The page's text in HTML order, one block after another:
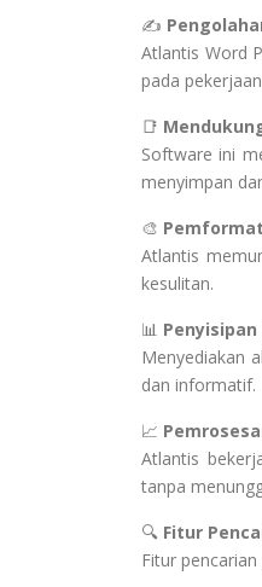
✍️
Atlantis Word
pada
📑
Software ini
menyimpan
🎨
Atlantis
kesulitan.
📊
Menyediakan
dan informatif.
📈
Atlantis
tanpa
🔍 Fitur
Fitur